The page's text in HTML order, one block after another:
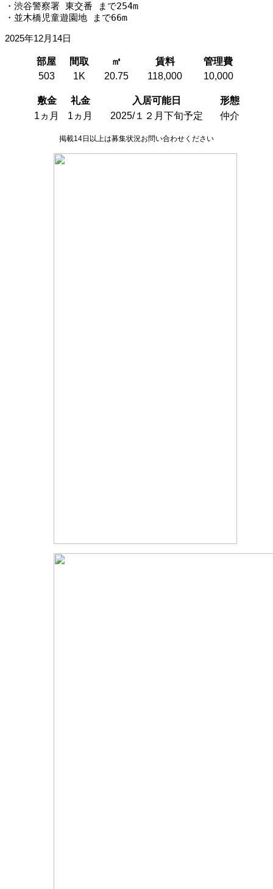
・渋谷警察署 東交番 まで254m
・並木橋児童遊園地 まで66m
2025年12月14日
部屋 間取 ㎡ 賃料
管理費
503
1K 20.75 118,000 10,000
敷金 礼金 入居可能日
形態
1ヵ月
1ヵ月 2025/１２月下旬予定 仲介
掲載14日以上は募集状況お問い合わせください